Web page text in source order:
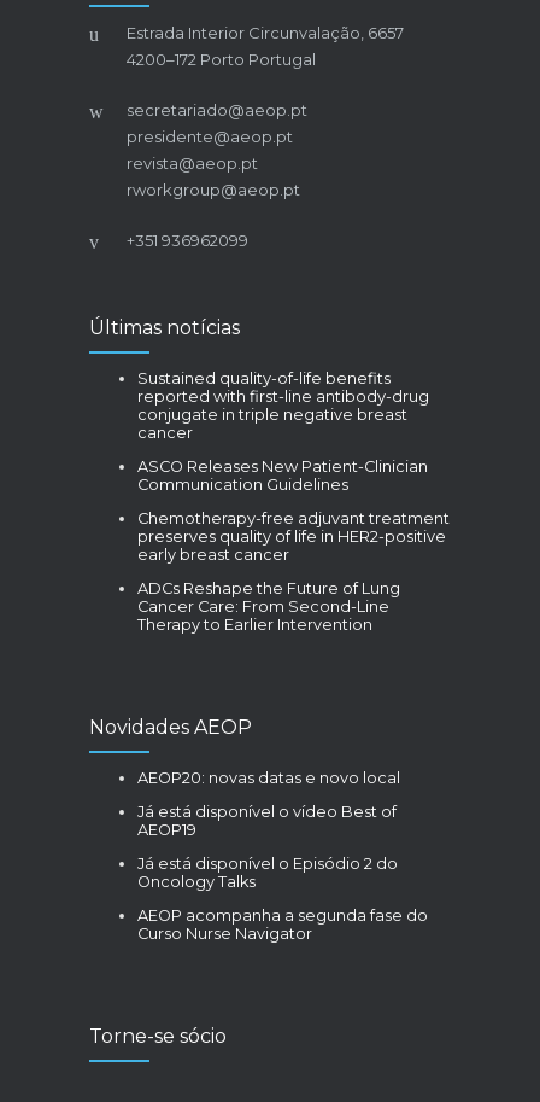
Estrada Interior Circunvalação, 6657
4200–172 Porto Portugal
secretariado@aeop.pt
presidente@aeop.pt
revista@aeop.pt
rworkgroup@aeop.pt
+351 936962099
Últimas notícias
Sustained quality-of-life benefits
reported with first-line antibody-drug
conjugate in triple negative breast
cancer
ASCO Releases New Patient-Clinician
Communication Guidelines
Chemotherapy-free adjuvant treatment
preserves quality of life in HER2-positive
early breast cancer
ADCs Reshape the Future of Lung
Cancer Care: From Second-Line
Therapy to Earlier Intervention
Novidades AEOP
AEOP20: novas datas e novo local
Já está disponível o vídeo Best of
AEOP19
Já está disponível o Episódio 2 do
Oncology Talks
AEOP acompanha a segunda fase do
Curso Nurse Navigator
Torne-se sócio